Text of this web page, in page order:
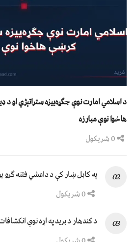
د اسلامي امارت نوې جګړه‌ییزه ستراتېژي او د
هاخوا نوې مبارزه
په کابل ښار کې د داعشي فتنه
د کندهار د برید په اړه نوي